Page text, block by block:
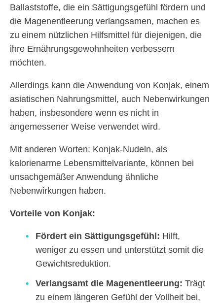
Ballaststoffe, die ein Sättigungsgefühl fördern und
die Magenentleerung verlangsamen, machen es
zu einem nützlichen Hilfsmittel für diejenigen, die
ihre Ernährungsgewohnheiten verbessern
möchten.
Allerdings kann die Anwendung von Konjak, einem
asiatischen Nahrungsmittel, auch Nebenwirkungen
haben, insbesondere wenn es nicht in
angemessener Weise verwendet wird.
Mit anderen Worten: Konjak-Nudeln, als
kalorienarme Lebensmittelvariante, können bei
unsachgemäßer Anwendung ähnliche
Nebenwirkungen haben.
Vorteile von Konjak:
Fördert ein Sättigungsgefühl: Hilft,
weniger zu essen und unterstützt somit die
Gewichtsreduktion.
Verlangsamt die Magenentleerung: Trägt
zu einem längeren Gefühl der Vollheit bei,